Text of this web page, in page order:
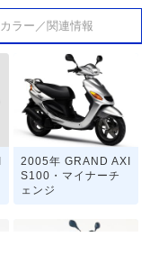
カラー／関連情報
2005年 GRAND AXI
S100・マイナーチ
ェンジ